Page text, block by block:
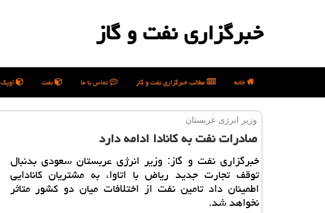
خبرگزاری نفت و گاز
خانه مطالب خبرگزاری نفت و گاز تماس با ما نفت اوپک
وزیر انرژی عربستان
صادرات نفت به كانادا ادامه دارد
خبرگزاری نفت و گاز: وزیر انرژی عربستان سعودی بدنبال
توقف تجارت جدید ریاض با اتاوا، به مشتریان كانادایی
اطمینان داد تامین نفت از اختلافات میان دو كشور متاثر
نخواهد شد.